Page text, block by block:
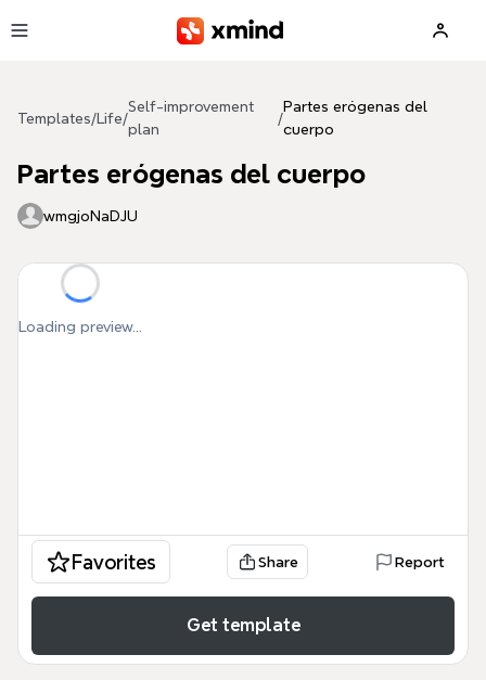
Templates/Life/
Self-improvement
plan
/
Partes erógenas del
cuerpo
Partes erógenas del cuerpo
wmgjoNaDJU
Loading preview...
Favorites Share Report
Get template